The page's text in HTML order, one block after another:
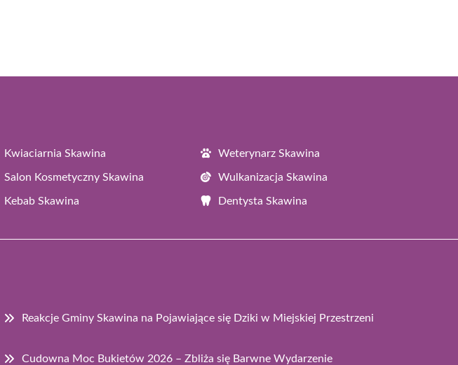
Kwiaciarnia Skawina Weterynarz Skawina
Salon Kosmetyczny Skawina Wulkanizacja Skawina
Kebab Skawina Dentysta Skawina
Reakcje Gminy Skawina na Pojawiające się Dziki w Miejskiej Przestrzeni
Cudowna Moc Bukietów 2026 – Zbliża się Barwne Wydarzenie